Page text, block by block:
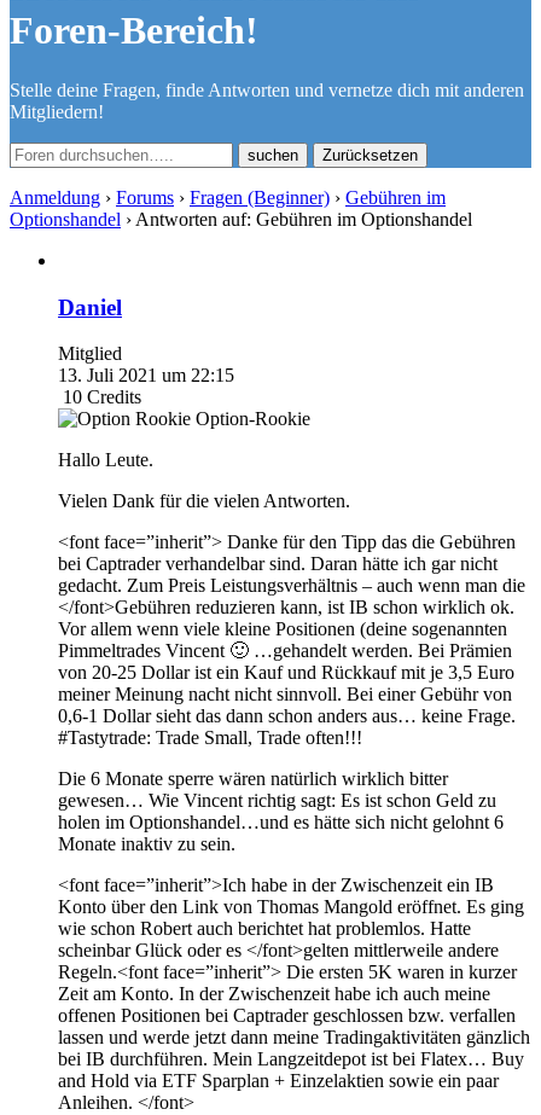
Foren-Bereich!
Stelle deine Fragen, finde Antworten und vernetze dich mit anderen
Mitgliedern!
Zurücksetzen
Anmeldung › Forums › Fragen (Beginner) › Gebühren im
Optionshandel › Antworten auf: Gebühren im Optionshandel
Daniel
Mitglied
13. Juli 2021 um 22:15
10 Credits
Option-Rookie
Hallo Leute.
Vielen Dank für die vielen Antworten.
<font face=”inherit”> Danke für den Tipp das die Gebühren
bei Captrader verhandelbar sind. Daran hätte ich gar nicht
gedacht. Zum Preis Leistungsverhältnis – auch wenn man die
</font>Gebühren reduzieren kann, ist IB schon wirklich ok.
Vor allem wenn viele kleine Positionen (deine sogenannten
Pimmeltrades Vincent 🙂 …gehandelt werden. Bei Prämien
von 20-25 Dollar ist ein Kauf und Rückkauf mit je 3,5 Euro
meiner Meinung nacht nicht sinnvoll. Bei einer Gebühr von
0,6-1 Dollar sieht das dann schon anders aus… keine Frage.
#Tastytrade: Trade Small, Trade often!!!
Die 6 Monate sperre wären natürlich wirklich bitter
gewesen… Wie Vincent richtig sagt: Es ist schon Geld zu
holen im Optionshandel…und es hätte sich nicht gelohnt 6
Monate inaktiv zu sein.
<font face=”inherit”>Ich habe in der Zwischenzeit ein IB
Konto über den Link von Thomas Mangold eröffnet. Es ging
wie schon Robert auch berichtet hat problemlos. Hatte
scheinbar Glück oder es </font>gelten mittlerweile andere
Regeln.<font face=”inherit”> Die ersten 5K waren in kurzer
Zeit am Konto. In der Zwischenzeit habe ich auch meine
offenen Positionen bei Captrader geschlossen bzw. verfallen
lassen und werde jetzt dann meine Tradingaktivitäten gänzlich
bei IB durchführen. Mein Langzeitdepot ist bei Flatex… Buy
and Hold via ETF Sparplan + Einzelaktien sowie ein paar
Anleihen. </font>